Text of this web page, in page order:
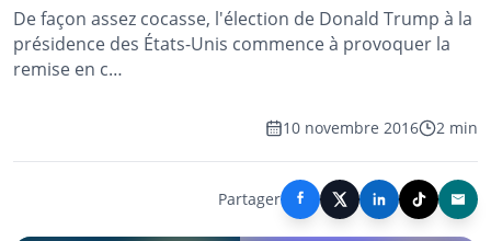
De façon assez cocasse, l'élection de Donald Trump à la
présidence des États-Unis commence à provoquer la
remise en c…
10 novembre 2016 2 min
Partager